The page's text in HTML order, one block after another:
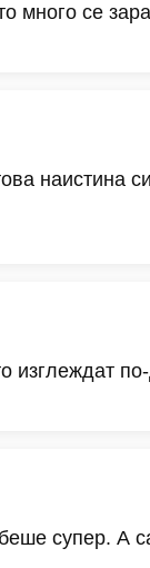
много се
наистина
супер. А